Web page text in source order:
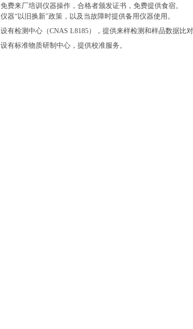
免费来厂培训仪器操作，合格者颁发证书，免费提供食宿。
仪器“以旧换新"政策，以及当故障时提供备用仪器使用。
设有检测中心（CNAS L8185），提供来样检测和样品数据比对
设有标准物质研制中心，提供校准服务。